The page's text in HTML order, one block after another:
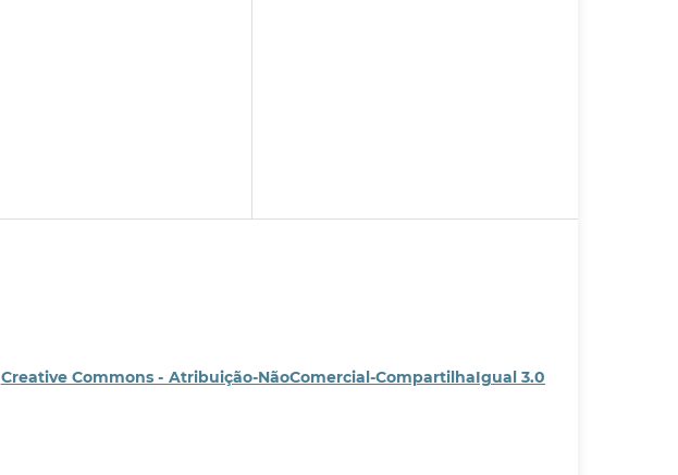
Creative Commons - Atribuição-NãoComercial-CompartilhaIgual 3.0